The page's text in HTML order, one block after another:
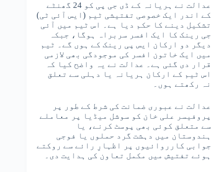
عدالت نے ہریانہ کے ڈی جی پی کو 24 گھنٹے
کے اندر ایک خصوصی تفتیشی ٹیم (ایس آئی ٹی)
تشکیل دینے کا حکم دیا ہے۔ اس ٹیم میں آئی
جی رینک کا ایک افسر سربراہ ہوگا، جبکہ
دیگر دو ارکان ایس پی رینک کے ہوں گے۔ ٹیم
میں ایک خاتون افسر کی موجودگی بھی لازمی
قرار دی گئی ہے۔ عدالت نے یہ واضح کیا کہ
اس ٹیم کے ارکان ہریانہ یا دہلی سے تعلق
نہ رکھتے ہوں۔
عدالت نے عبوری ضمانت کی شرط کے طور پر
پروفیسر علی خان کو سوشل میڈیا پر معاملے
سے متعلق کوئی بھی پوسٹ کرنے، یا
ہندوستان میں دہشت گرد حملوں یا فوجی
جوابی کارروائیوں پر اظہارِ رائے سے روکتے
ہوئے تفتیش میں مکمل تعاون کی ہدایت دی۔